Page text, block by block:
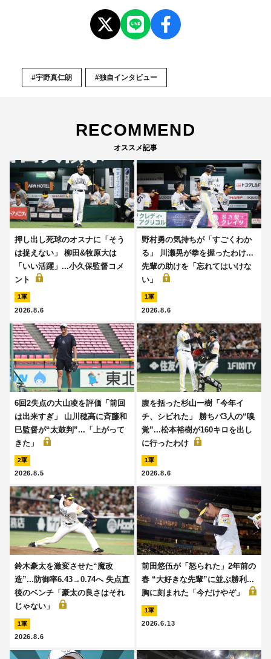
#宇野真仁朗 #独自インタビュー
RECOMMEND
オススメ記事
押し出し死球のオスナに「そう
は捉えない」 柳田&牧原大は
「いい活躍」...小久保監督コメ
ント
1軍
2026.8.6
野村勇の気持ちが「すごくわか
る」 川瀬晃が拳を握ったわけ...
先輩の助けを「忘れてはいけな
い」
1軍
2026.8.6
6回2失点の大山凌を評価「前回
は出来すぎ」 山川穂高に斉藤和
巳監督が“太鼓判”...「上がって
きた」
2軍
2026.8.5
腹を括った杉山一樹「今年イ
チ、シビれた」 勝ちパ3人の“嗅
覚”...松本裕樹が160キロを出し
に行ったわけ
1軍
2026.8.6
鈴木豪太を激変させた“魔改
造”...防御率6.43→0.74へ 失点直
後のベンチ「豪太の良さはそれ
じゃない」
1軍
2026.8.6
前田悠伍が「怒られた」2年前の
春 “大好きな先輩”に並ぶ勝利...
胸に刻まれた「今だけやぞ」
1軍
2026.6.13